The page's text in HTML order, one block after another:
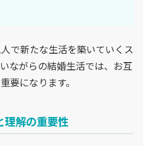
で新たな生活を築いていくス
ながらの結婚生活では、お互
要になります。
理解の重要性